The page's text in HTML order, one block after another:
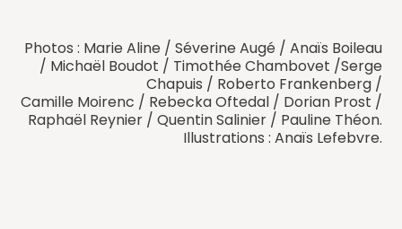
Photos : Marie Aline / Séverine Augé / Anaïs Boileau
/ Michaël Boudot / Timothée Chambovet /Serge
Chapuis / Roberto Frankenberg /
Camille Moirenc / Rebecka Oftedal / Dorian Prost /
Raphaël Reynier / Quentin Salinier / Pauline Théon.
Illustrations : Anaïs Lefebvre.